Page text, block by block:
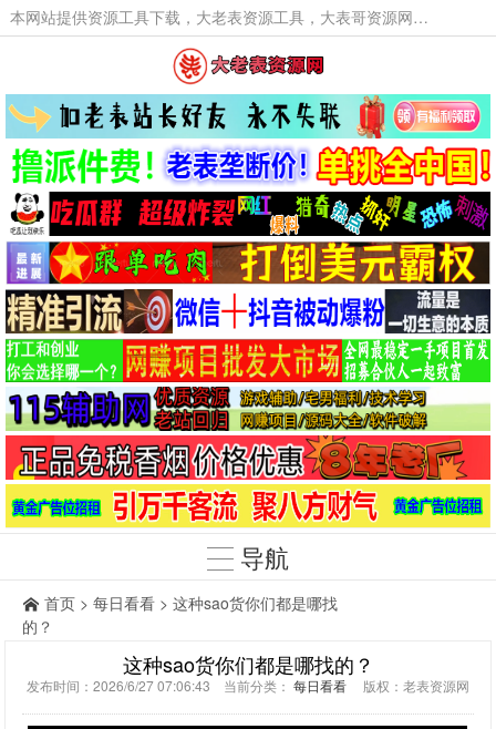
本网站提供资源工具下载，大老表资源工具，大表哥资源网软件工具，大老表资源下载，活动线报福利资源分享,活动线报，大型网游经典游戏，网络热门技术游戏辅助交流与分享。
导航
首页 > 每日看看 > 这种sao货你们都是哪找
的？
这种sao货你们都是哪找的？
发布时间：2026/6/27 07:06:43 当前分类： 每日看看 版权：老表资源网